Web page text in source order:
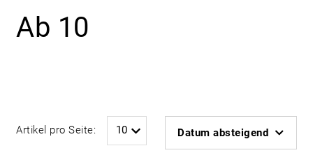
Ab 10
Artikel pro Seite: Datum absteigend